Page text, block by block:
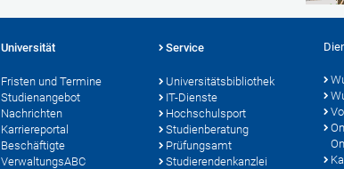
Universität
Fristen und Termine
Studienangebot
Nachrichten
Karriereportal
Beschäftigte
VerwaltungsABC
Service
Universitätsbibliothek
IT-Dienste
Hochschulsport
Studienberatung
Prüfungsamt
Studierendenkanzlei